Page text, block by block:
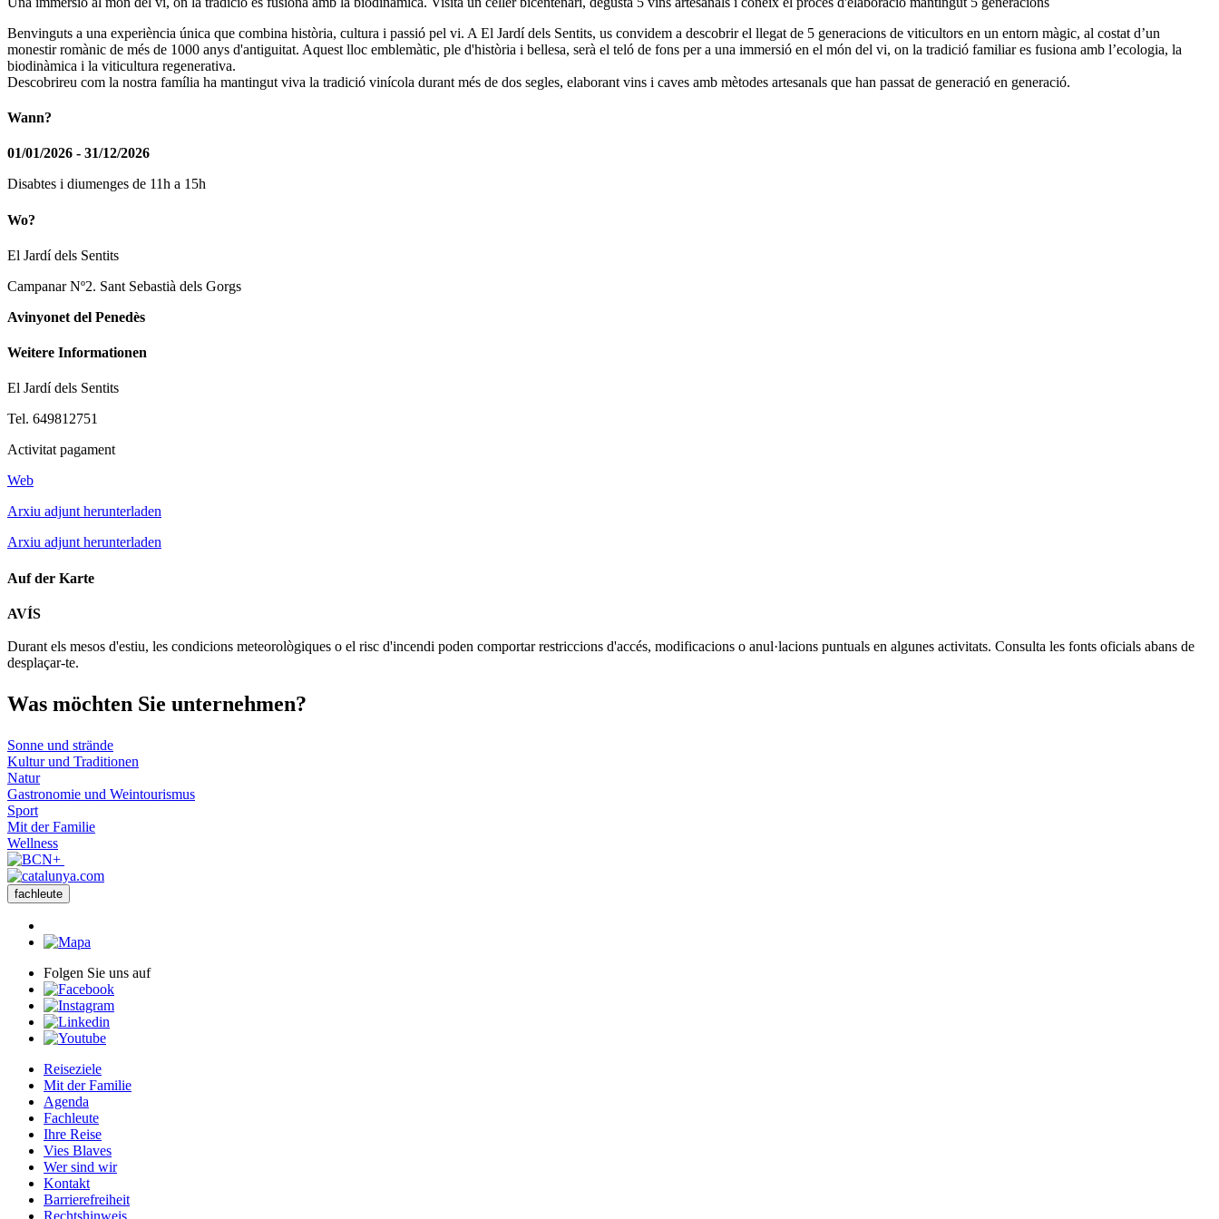
Benvinguts a una experiència única que combina història, cultura i passió pel vi. A El Jardí dels Sentits, us convidem a descobrir el llegat de 5 generacions de viticultors en un entorn màgic, al costat d’un
monestir romànic de més de 1000 anys d'antiguitat. Aquest lloc emblemàtic, ple d'història i bellesa, serà el teló de fons per a una immersió en el món del vi, on la tradició familiar es fusiona amb l’ecologia, la
biodinàmica i la viticultura regenerativa.
Descobrireu com la nostra família ha mantingut viva la tradició vinícola durant més de dos segles, elaborant vins i caves amb mètodes artesanals que han passat de generació en generació.
Wann?
01/01/2026 - 31/12/2026
Disabtes i diumenges de 11h a 15h
Wo?
El Jardí dels Sentits
Campanar Nº2. Sant Sebastià dels Gorgs
Avinyonet del Penedès
Weitere Informationen
El Jardí dels Sentits
Tel. 649812751
Activitat pagament
Web
Arxiu adjunt herunterladen
Arxiu adjunt herunterladen
Auf der Karte
−
AVÍS
Durant els mesos d'estiu, les condicions meteorològiques o el risc d'incendi poden comportar restriccions d'accés, modificacions o anul·lacions puntuals en algunes activitats. Consulta les fonts oficials abans de
desplaçar-te.
Was möchten Sie unternehmen?
Sonne und strände
Kultur und Traditionen
Natur
Gastronomie und Weintourismus
Sport
Mit der Familie
Wellness
fachleute
Folgen Sie uns auf
Reiseziele
Mit der Familie
Agenda
Fachleute
Ihre Reise
Vies Blaves
Wer sind wir
Kontakt
Barrierefreiheit
Rechtshinweis